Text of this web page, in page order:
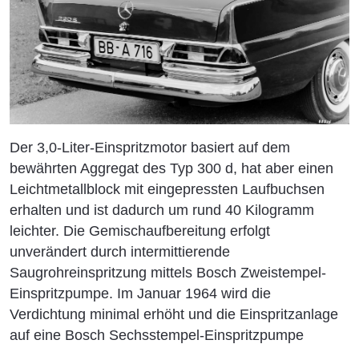
Der 3,0-Liter-Einspritzmotor basiert auf dem
bewährten Aggregat des Typ 300 d, hat aber einen
Leichtmetallblock mit eingepressten Laufbuchsen
erhalten und ist dadurch um rund 40 Kilogramm
leichter. Die Gemischaufbereitung erfolgt
unverändert durch intermittierende
Saugrohreinspritzung mittels Bosch Zweistempel-
Einspritzpumpe. Im Januar 1964 wird die
Verdichtung minimal erhöht und die Einspritzanlage
auf eine Bosch Sechsstempel-Einspritzpumpe